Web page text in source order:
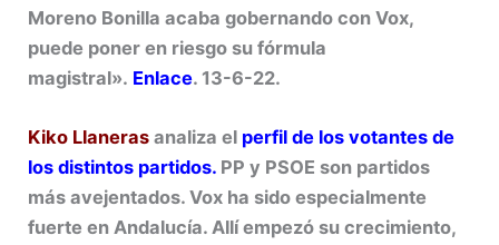
Moreno Bonilla acaba gobernando con Vox,
puede poner en riesgo su fórmula
magistral». Enlace. 13-6-22.
Kiko Llaneras analiza el perfil de los votantes de
los distintos partidos. PP y PSOE son partidos
más avejentados. Vox ha sido especialmente
fuerte en Andalucía. Allí empezó su crecimiento,